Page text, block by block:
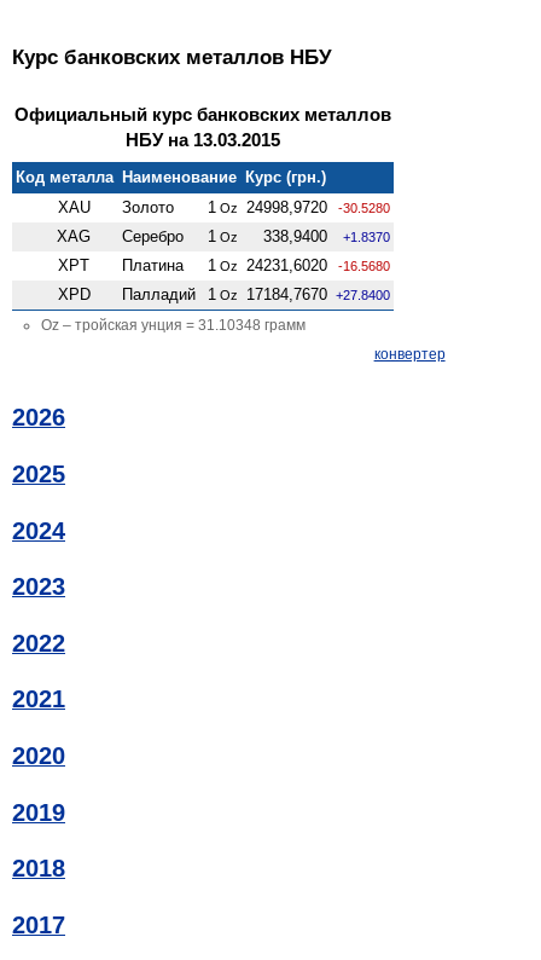
Курс банковских металлов НБУ
Официальный курс банковских металлов
НБУ на 13.03.2015
Код металла Наименование Курс (грн.)
XAU
Золото 1 Oz 24998,9720 -30.5280
XAG Серебро 1 Oz 338,9400 +1.8370
XPT Платина 1 Oz 24231,6020 -16.5680
XPD Палладий 1 Oz 17184,7670 +27.8400
Oz – тройская унция = 31.10348 грамм
конвертер
2026
2025
2024
2023
2022
2021
2020
2019
2018
2017